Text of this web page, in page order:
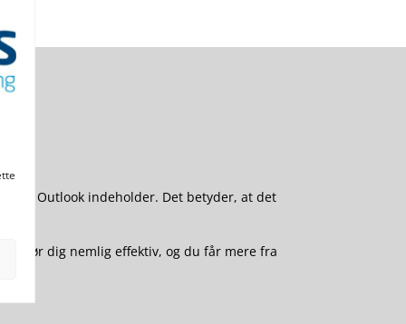
Outlook indeholder. Det betyder, at det
gør dig nemlig effektiv, og du får mere fra